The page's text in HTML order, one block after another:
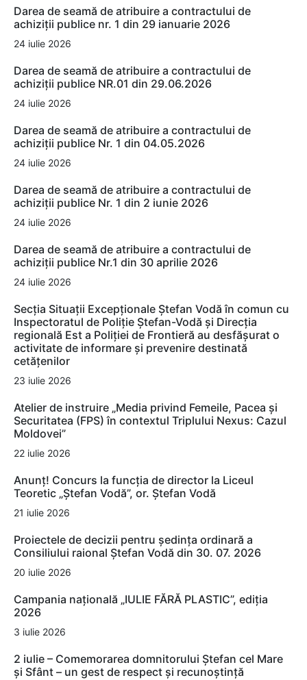
Darea de seamă de atribuire a contractului de
achiziții publice nr. 1 din 29 ianuarie 2026
24 iulie 2026
Darea de seamă de atribuire a contractului de
achiziții publice NR.01 din 29.06.2026
24 iulie 2026
Darea de seamă de atribuire a contractului de
achiziții publice Nr. 1 din 04.05.2026
24 iulie 2026
Darea de seamă de atribuire a contractului de
achiziții publice Nr. 1 din 2 iunie 2026
24 iulie 2026
Darea de seamă de atribuire a contractului de
achiziții publice Nr.1 din 30 aprilie 2026
24 iulie 2026
Secția Situații Excepționale Ștefan Vodă în comun cu
Inspectoratul de Poliție Ștefan-Vodă și Direcția
regională Est a Poliției de Frontieră au desfășurat o
activitate de informare și prevenire destinată
cetățenilor
23 iulie 2026
Atelier de instruire „Media privind Femeile, Pacea și
Securitatea (FPS) în contextul Triplului Nexus: Cazul
Moldovei”
22 iulie 2026
Anunț! Concurs la funcția de director la Liceul
Teoretic „Ștefan Vodă”, or. Ștefan Vodă
21 iulie 2026
Proiectele de decizii pentru ședința ordinară a
Consiliului raional Ștefan Vodă din 30. 07. 2026
20 iulie 2026
Campania națională „IULIE FĂRĂ PLASTIC”, ediția
2026
3 iulie 2026
2 iulie – Comemorarea domnitorului Ștefan cel Mare
și Sfânt – un gest de respect și recunoștință